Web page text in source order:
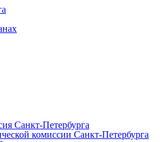
Санкт‑Петербурга
комиссии Санкт‑Петербурга